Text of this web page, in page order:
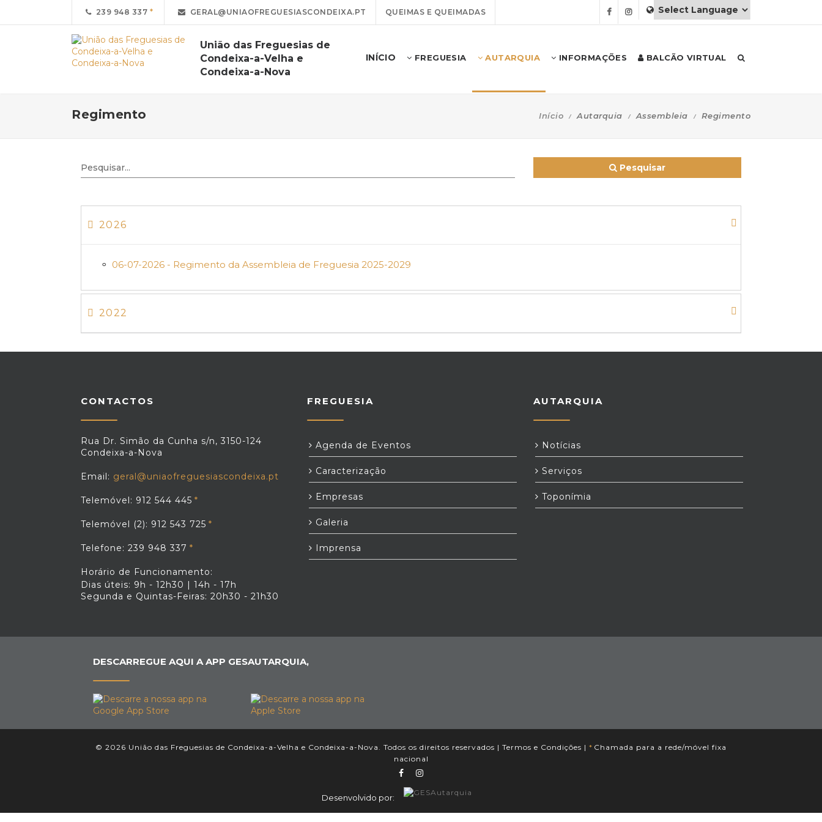
239 948 337 GERAL@UNIAOFREGUESIASCONDEIXA.PT QUEIMAS E QUEIMADAS
União das Freguesias de
Condeixa-a-Velha e
Condeixa-a-Nova
INÍCIO FREGUESIA AUTARQUIA INFORMAÇÕES BALCÃO VIRTUAL
Regimento Início Autarquia Assembleia Regimento
Pesquisar
2026
06-07-2026 - Regimento da Assembleia de Freguesia 2025-2029
2022
CONTACTOS
Rua Dr. Simão da Cunha s/n, 3150-124
Condeixa-a-Nova
Email: geral@uniaofreguesiascondeixa.pt
Telemóvel: 912 544 445
Telemóvel (2): 912 543 725
Telefone: 239 948 337
Horário de Funcionamento:
Dias úteis: 9h - 12h30 | 14h - 17h
Segunda e Quintas-Feiras: 20h30 - 21h30
FREGUESIA
Agenda de Eventos
Caracterização
Empresas
Galeria
Imprensa
AUTARQUIA
Notícias
Serviços
Toponímia
DESCARREGUE AQUI A APP GESAUTARQUIA,
© 2026 União das Freguesias de Condeixa-a-Velha e Condeixa-a-Nova. Todos os direitos reservados | Termos e Condições | * Chamada para a rede/móvel fixa
nacional
Desenvolvido por: